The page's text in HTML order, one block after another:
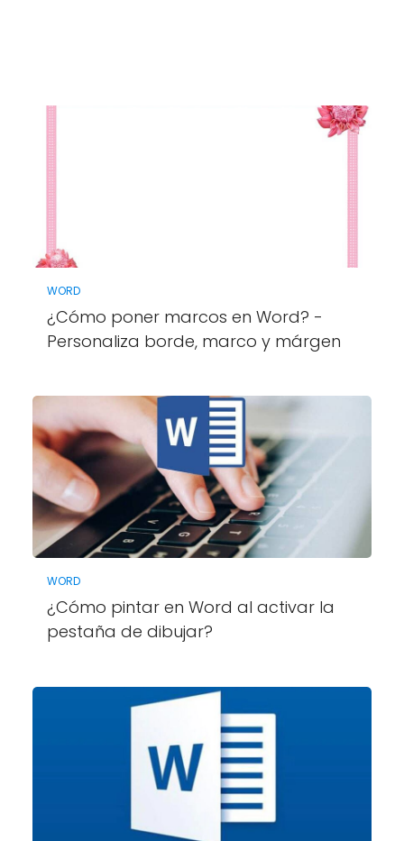
WORD
¿Cómo poner marcos en Word? -
Personaliza borde, marco y márgen
WORD
¿Cómo pintar en Word al activar la
pestaña de dibujar?